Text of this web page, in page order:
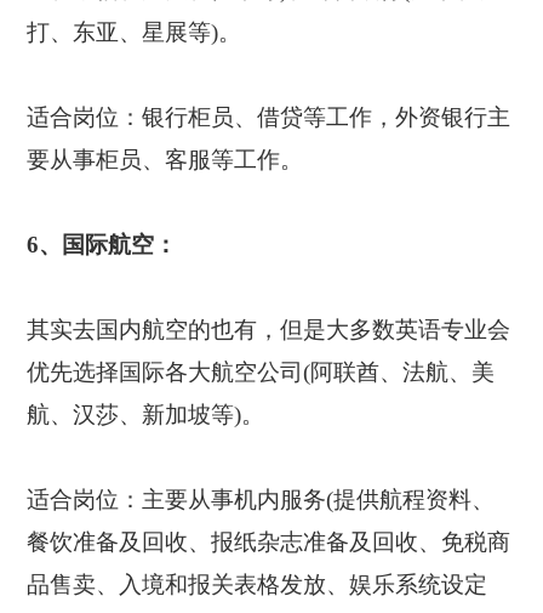
打、东亚、星展等)。
适合岗位：银行柜员、借贷等工作，外资银行主
要从事柜员、客服等工作。
6、国际航空：
其实去国内航空的也有，但是大多数英语专业会
优先选择国际各大航空公司(阿联酋、法航、美
航、汉莎、新加坡等)。
适合岗位：主要从事机内服务(提供航程资料、
餐饮准备及回收、报纸杂志准备及回收、免税商
品售卖、入境和报关表格发放、娱乐系统设定